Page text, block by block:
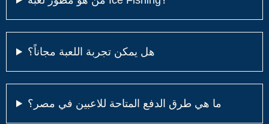
هل يمكن تجربة اللعبة مجاناً؟
ما هي طرق الدفع المتاحة للاعبين في مصر؟